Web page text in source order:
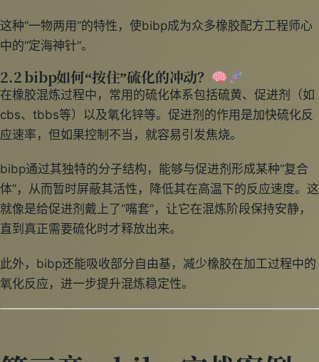
这种“一物两用”的特性，使bibp成为众多橡胶配方工程师心
中的“定海神针”。
2.2 bibp如何“按住”硫化的冲动？
在橡胶混炼过程中，常用的硫化体系包括硫黄、促进剂（如
cbs、tbbs等）以及氧化锌等。促进剂的作用是加快硫化反
应速率，但如果控制不当，就容易引发焦烧。
bibp通过其独特的分子结构，能够与促进剂形成某种“复合
体”，从而暂时屏蔽其活性，降低其在高温下的反应速度。这
就像是给促进剂戴上了“嘴套”，让它在混炼阶段保持安静，
直到真正需要硫化时才释放出来。
此外，bibp还能吸收部分自由基，减少橡胶在加工过程中的
氧化反应，进一步提升混炼稳定性。